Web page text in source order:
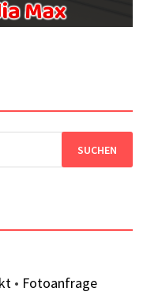
• Fotoanfrage